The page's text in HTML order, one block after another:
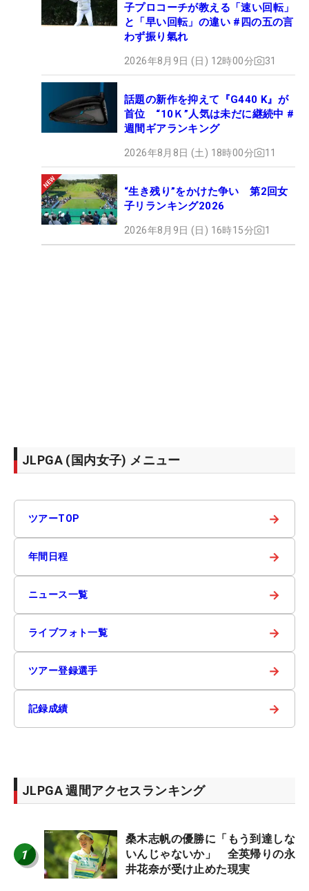
子プロコーチが教える「速い回転」
と「早い回転」の違い #四の五の言
わず振り氣れ
2026年8月9日 (日) 12時00分 31
話題の新作を抑えて『G440 K』が
首位 “10Ｋ”人気は未だに継続中 #
週間ギアランキング
2026年8月8日 (土) 18時00分 11
“生き残り”をかけた争い 第2回女
子リランキング2026
2026年8月9日 (日) 16時15分 1
JLPGA (国内女子) メニュー
ツアーTOP →
年間日程 →
ニュース一覧 →
ライブフォト一覧 →
ツアー登録選手 →
記録成績 →
JLPGA 週間アクセスランキング
1
桑木志帆の優勝に「もう到達しな
いんじゃないか」 全英帰りの永
井花奈が受け止めた現実